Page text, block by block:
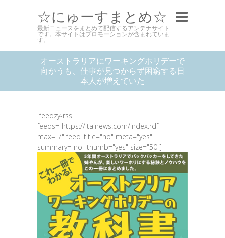
☆にゅーすまとめ☆
最新ニュースをまとめて配信するアンテナサイト
です。本サイトはプロモーションが含まれていま
す。
オーストラリアにワーキングホリデーで
向かうも、仕事が見つからず困窮する日
本人が増えていた
[feedzy-rss
feeds="https://itainews.com/index.rdf"
max="7" feed_title="no" meta="yes"
summary="no" thumb="yes" size="50"]